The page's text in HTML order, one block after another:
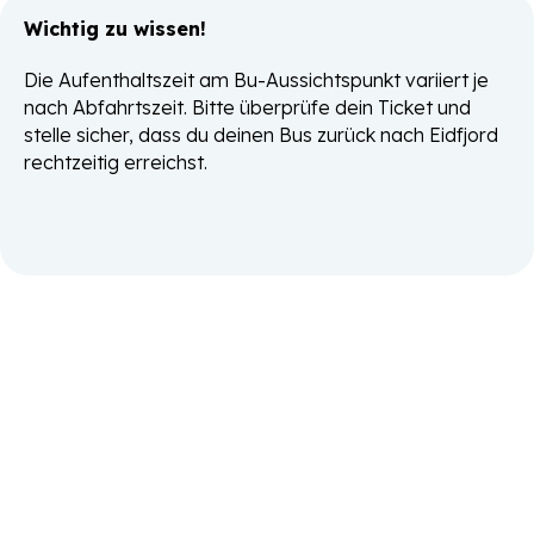
Wichtig zu wissen!
Die Aufenthaltszeit am Bu-Aussichtspunkt variiert je
nach Abfahrtszeit. Bitte überprüfe dein Ticket und
stelle sicher, dass du deinen Bus zurück nach Eidfjord
rechtzeitig erreichst.